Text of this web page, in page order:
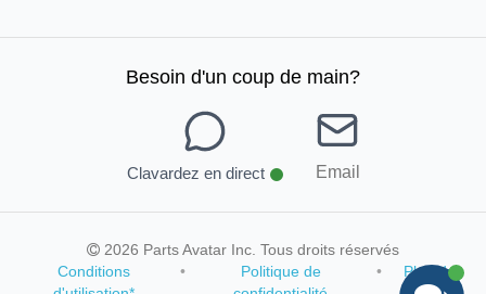
Besoin d'un coup de main?
Clavardez en direct Email
2026 Parts Avatar Inc. Tous droits réservés
Conditions
•
Politique de
•
Plan du